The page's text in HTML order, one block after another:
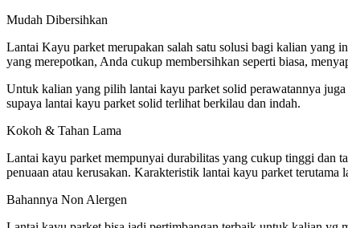
Mudah Dibersihkan
Lantai Kayu parket merupakan salah satu solusi bagi kalian yang
yang merepotkan, Anda cukup membersihkan seperti biasa,
Untuk kalian yang pilih lantai kayu parket solid perawatannya
supaya lantai kayu parket solid terlihat berkilau dan indah.
Kokoh & Tahan Lama
Lantai kayu parket mempunyai durabilitas yang cukup tinggi dan
penuaan atau kerusakan. Karakteristik lantai kayu parket
Bahannya Non Alergen